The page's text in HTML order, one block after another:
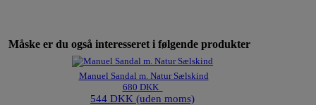
Måske er du også interesseret i følgende produkter
Manuel Sandal m. Natur Sælskind
680 DKK
544 DKK (uden moms)